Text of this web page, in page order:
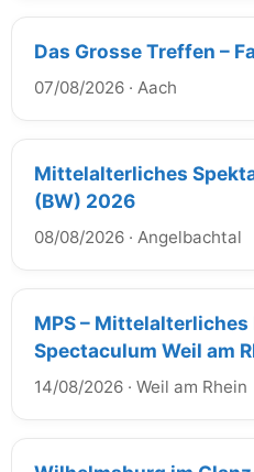
Das Grosse Treffen –
07/08/2026 · Aach
Mittelalterliches
(BW) 2026
08/08/2026 · Angelbachtal
MPS – Mittelalterliches
Spectaculum Weil am
14/08/2026 · Weil am Rhein